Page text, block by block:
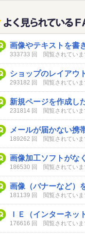
画像やテキストを書
333733 回 閲覧されていま
ショップのレイアウ
293182 回 閲覧されていま
新規ページを作成し
231814 回 閲覧されていま
メールが届かない携
189262 回 閲覧されていま
画像加工ソフトがな
186530 回 閲覧されていま
画像（バナーなど）
181139 回 閲覧されていま
ＩＥ（インターネッ
176616 回 閲覧されていま